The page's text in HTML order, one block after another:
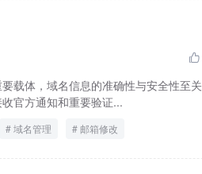

载体，域名信息的准确性与安全性至关
官方通知和重要验证...
域名管理 邮箱修改